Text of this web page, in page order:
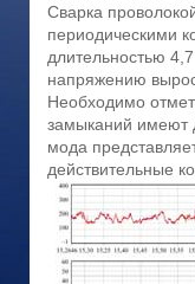
Сварка
периодическими
длительностью
напряжению
Необходимо
замыканий имеют
мода
действительные